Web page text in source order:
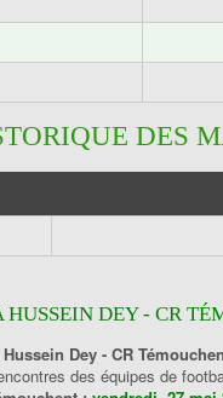
DES
HUSSEIN DEY - CR
Hussein Dey - CR
des équipes de